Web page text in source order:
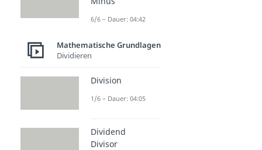
6/6 – Dauer: 04:42
Mathematische Grundlagen
Dividieren
Division
1/6 – Dauer: 04:05
Dividend
Divisor